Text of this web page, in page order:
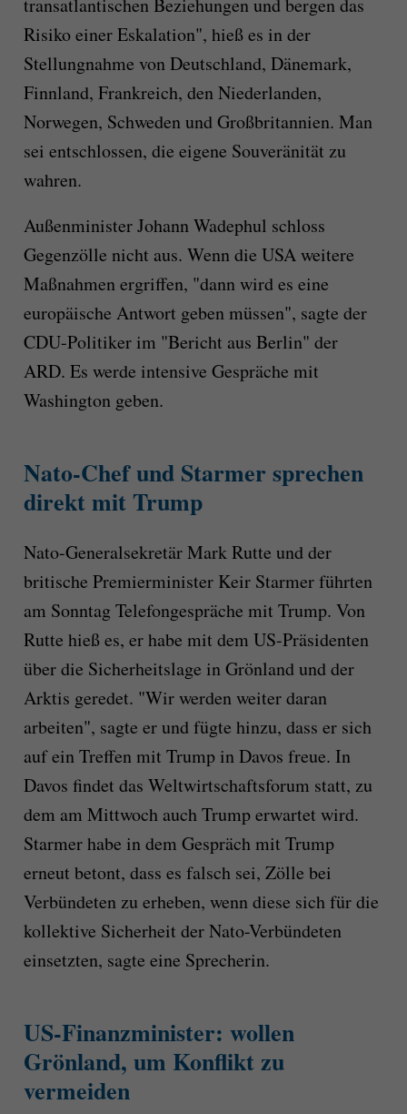
Risiko einer Eskalation", hieß es in der
Stellungnahme von Deutschland, Dänemark,
Finnland, Frankreich, den Niederlanden,
Norwegen, Schweden und Großbritannien. Man
sei entschlossen, die eigene Souveränität zu
wahren.
Außenminister Johann Wadephul schloss
Gegenzölle nicht aus. Wenn die USA weitere
Maßnahmen ergriffen, "dann wird es eine
europäische Antwort geben müssen", sagte der
CDU-Politiker im "Bericht aus Berlin" der
ARD. Es werde intensive Gespräche mit
Washington geben.
Nato-Chef und Starmer sprechen
direkt mit Trump
Nato-Generalsekretär Mark Rutte und der
britische Premierminister Keir Starmer führten
am Sonntag Telefongespräche mit Trump. Von
Rutte hieß es, er habe mit dem US-Präsidenten
über die Sicherheitslage in Grönland und der
Arktis geredet. "Wir werden weiter daran
arbeiten", sagte er und fügte hinzu, dass er sich
auf ein Treffen mit Trump in Davos freue. In
Davos findet das Weltwirtschaftsforum statt, zu
dem am Mittwoch auch Trump erwartet wird.
Starmer habe in dem Gespräch mit Trump
erneut betont, dass es falsch sei, Zölle bei
Verbündeten zu erheben, wenn diese sich für die
kollektive Sicherheit der Nato-Verbündeten
einsetzten, sagte eine Sprecherin.
US-Finanzminister: wollen
Grönland, um Konflikt zu
vermeiden